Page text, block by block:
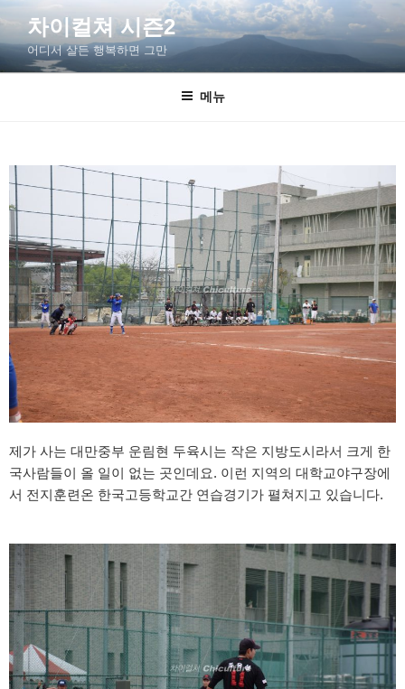
차이컬쳐 시즌2
어디서 살든 행복하면 그만
메뉴
제가 사는 대만중부 운림현 두육시는 작은 지방도시라서 크게 한
국사람들이 올 일이 없는 곳인데요. 이런 지역의 대학교야구장에
서 전지훈련온 한국고등학교간 연습경기가 펼쳐지고 있습니다.